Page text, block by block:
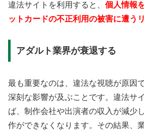
違法サイトを利用すると、 個人情報
ットカードの不正利用の被害に遭う
アダルト業界が衰退する
最も重要なのは、違法な視聴が原因
深刻な影響が及ぶことです。違法サ
ば、制作会社や出演者の収入が減少
作ができなくなります。その結果、